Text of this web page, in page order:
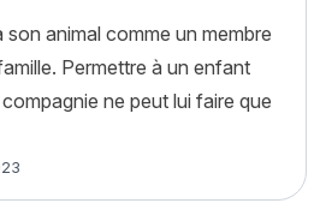
son animal comme un membre
Permettre à un enfant
ne peut lui faire que